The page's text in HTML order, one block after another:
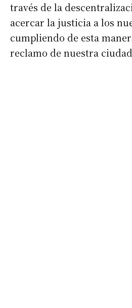
través de la
acercar la justicia a los
cumpliendo de esta
reclamo de nuestra